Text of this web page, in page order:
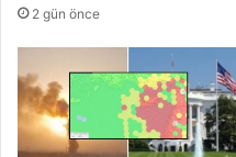
2 gün önce